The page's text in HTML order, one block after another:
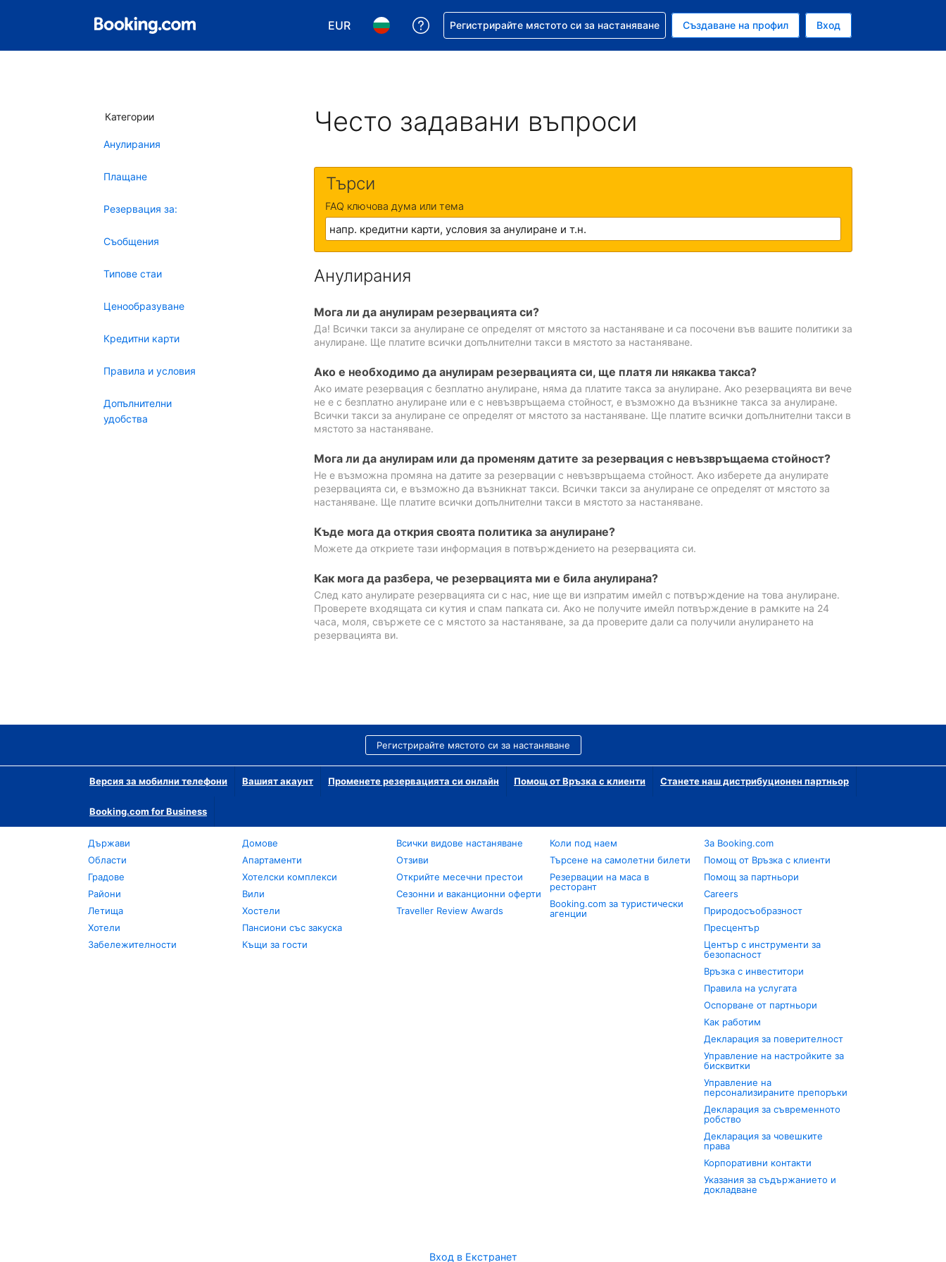
EUR
Избор на валута. Избрана валута - Евро
Избор на език. Избран език - Български
Помощ с резервацията ви
Регистрирайте мястото си за настаняване Създаване на профил Вход
Категории
Анулирания
Плащане
Резервация за:
Съобщения
Типове стаи
Ценообразуване
Кредитни карти
Правила и условия
Допълнителни
удобства
Често задавани въпроси
Търси
FAQ ключова дума или тема
Анулирания
Мога ли да анулирам резервацията си?
Да! Всички такси за анулиране се определят от мястото за настаняване и са посочени във вашите политики за
анулиране. Ще платите всички допълнителни такси в мястото за настаняване.
Ако е необходимо да анулирам резервацията си, ще платя ли някаква такса?
Ако имате резервация с безплатно анулиране, няма да платите такса за анулиране. Ако резервацията ви вече
не е с безплатно анулиране или е с невъзвръщаема стойност, е възможно да възникне такса за анулиране.
Всички такси за анулиране се определят от мястото за настаняване. Ще платите всички допълнителни такси в
мястото за настаняване.
Мога ли да анулирам или да променям датите за резервация с невъзвръщаема стойност?
Не е възможна промяна на датите за резервации с невъзвръщаема стойност. Ако изберете да анулирате
резервацията си, е възможно да възникнат такси. Всички такси за анулиране се определят от мястото за
настаняване. Ще платите всички допълнителни такси в мястото за настаняване.
Къде мога да открия своята политика за анулиране?
Можете да откриете тази информация в потвърждението на резервацията си.
Как мога да разбера, че резервацията ми е била анулирана?
След като анулирате резервацията си с нас, ние ще ви изпратим имейл с потвърждение на това анулиране.
Проверете входящата си кутия и спам папката си. Ако не получите имейл потвърждение в рамките на 24
часа, моля, свържете се с мястото за настаняване, за да проверите дали са получили анулирането на
резервацията ви.
Регистрирайте мястото си за настаняване
Версия за мобилни телефони Вашият акаунт Променете резервацията си онлайн Помощ от Връзка с клиенти Станете наш дистрибуционен партньор
Booking.com for Business
Държави
Области
Градове
Райони
Летища
Хотели
Забележителности
Домове
Апартаменти
Хотелски комплекси
Вили
Хостели
Пансиони със закуска
Къщи за гости
Всички видове настаняване
Отзиви
Открийте месечни престои
Сезонни и ваканционни оферти
Traveller Review Awards
Коли под наем
Търсене на самолетни билети
Резервации на маса в
ресторант
Booking.com за туристически
агенции
За Booking.com
Помощ от Връзка с клиенти
Помощ за партньори
Careers
Природосъобразност
Пресцентър
Център с инструменти за
безопасност
Връзка с инвеститори
Правила на услугата
Оспорване от партньори
Как работим
Декларация за поверителност
Управление на настройките за
бисквитки
Управление на
персонализираните препоръки
Декларация за съвременното
робство
Декларация за човешките
права
Корпоративни контакти
Указания за съдържанието и
докладване
Вход в Екстранет